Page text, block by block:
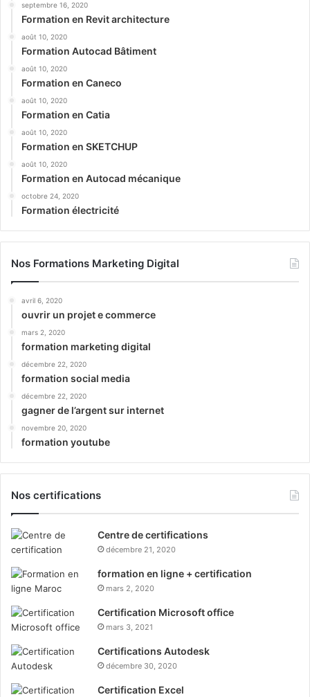
septembre 16, 2020
Formation en Revit architecture
août 10, 2020
Formation Autocad Bâtiment
août 10, 2020
Formation en Caneco
août 10, 2020
Formation en Catia
août 10, 2020
Formation en SKETCHUP
août 10, 2020
Formation en Autocad mécanique
octobre 24, 2020
Formation électricité
Nos Formations Marketing Digital
avril 6, 2020
ouvrir un projet e commerce
mars 2, 2020
formation marketing digital
décembre 22, 2020
formation social media
décembre 22, 2020
gagner de l’argent sur internet
novembre 20, 2020
formation youtube
Nos certifications
Centre de certifications
décembre 21, 2020
formation en ligne + certification
mars 2, 2020
Certification Microsoft office
mars 3, 2021
Certifications Autodesk
décembre 30, 2020
Certification Excel